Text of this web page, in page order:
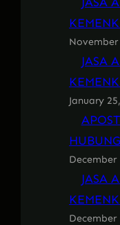
November
JASA
January
December
JASA
December